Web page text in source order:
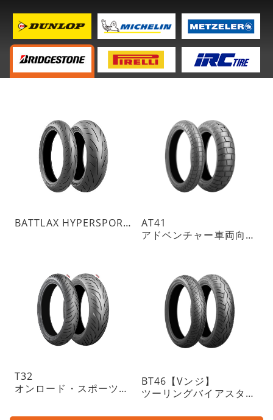
BATTLAX HYPERSPORT S23
AT41
アドベンチャー車両向けトレイルタイヤ ON指向
T32
オンロード・スポーツツーリングラジアルタイヤ・チューブレスタイプ
BT46【Vンジ】
ツーリングバイアスタイヤ・チューブレスタイプ